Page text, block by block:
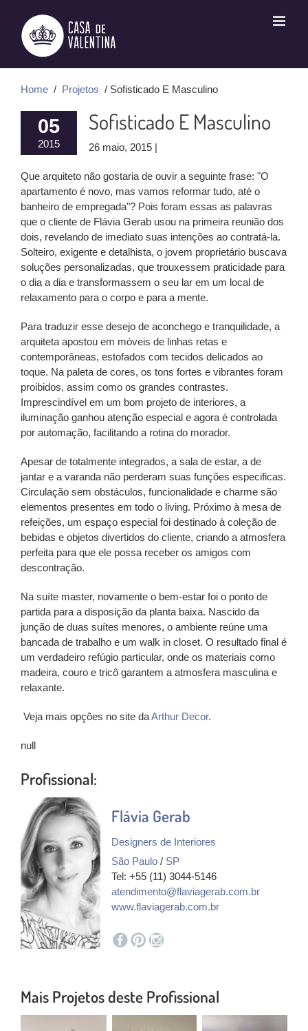
conteúdo
Home / Projetos / Sofisticado E Masculino
05
2015
Sofisticado E Masculino
26 maio, 2015 |
Que arquiteto não gostaria de ouvir a seguinte frase: "O
apartamento é novo, mas vamos reformar tudo, até o
banheiro de empregada"? Pois foram essas as palavras
que o cliente de Flávia Gerab usou na primeira reunião dos
dois, revelando de imediato suas intenções ao contratá-la.
Solteiro, exigente e detalhista, o jovem proprietário buscava
soluções personalizadas, que trouxessem praticidade para
o dia a dia e transformassem o seu lar em um local de
relaxamento para o corpo e para a mente.
Para traduzir esse desejo de aconchego e tranquilidade, a
arquiteta apostou em móveis de linhas retas e
contemporâneas, estofados com tecidos delicados ao
toque. Na paleta de cores, os tons fortes e vibrantes foram
proibidos, assim como os grandes contrastes.
Imprescindível em um bom projeto de interiores, a
iluminação ganhou atenção especial e agora é controlada
por automação, facilitando a rotina do morador.
Apesar de totalmente integrados, a sala de estar, a de
jantar e a varanda não perderam suas funções especificas.
Circulação sem obstáculos, funcionalidade e charme são
elementos presentes em todo o living. Próximo à mesa de
refeições, um espaço especial foi destinado à coleção de
bebidas e objetos divertidos do cliente, criando a atmosfera
perfeita para que ele possa receber os amigos com
descontração.
Na suíte master, novamente o bem-estar foi o ponto de
partida para a disposição da planta baixa. Nascido da
junção de duas suítes menores, o ambiente reúne uma
bancada de trabalho e um walk in closet. O resultado final é
um verdadeiro refúgio particular, onde os materiais como
madeira, couro e tricô garantem a atmosfera masculina e
relaxante.
Veja mais opções no site daArthur Decor.
null
Profissional:
Flávia Gerab
Designers de Interiores
São Paulo / SP
Tel: +55 (11) 3044-5146
atendimento@flaviagerab.com.br
www.flaviagerab.com.br
Mais Projetos deste Profissional